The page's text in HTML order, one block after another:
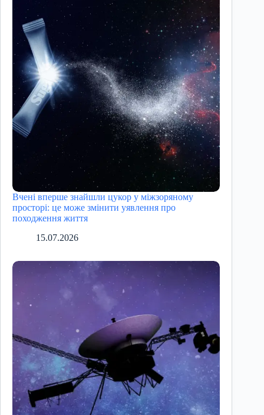
Вчені вперше знайшли цукор у міжзоряному
просторі: це може змінити уявлення про
походження життя
15.07.2026